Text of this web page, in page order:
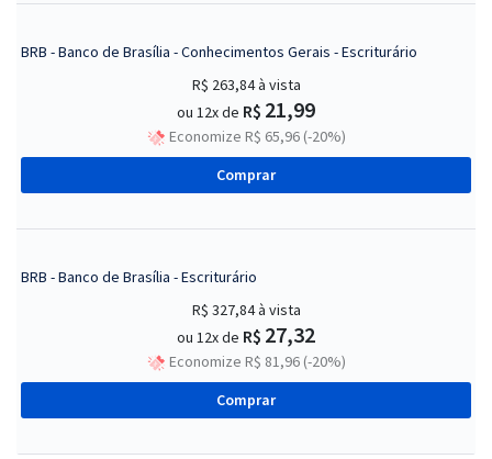
BRB - Banco de Brasília - Conhecimentos Gerais - Escriturário
R$ 263,84à vista
ou 12x de R$ 21,99
Economize R$ 65,96 (-20%)
Comprar
BRB - Banco de Brasília - Escriturário
R$ 327,84à vista
ou 12x de R$ 27,32
Economize R$ 81,96 (-20%)
Comprar